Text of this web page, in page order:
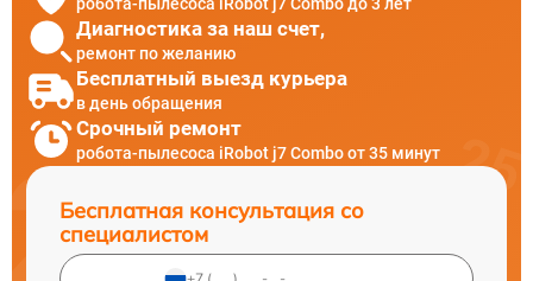
робота-пылесоса iRobot j7 Combo до 3 лет
Диагностика за наш счет,
ремонт по желанию
Бесплатный выезд курьера
в день обращения
Срочный ремонт
робота-пылесоса iRobot j7 Combo от 35 минут
Бесплатная консультация со
специалистом